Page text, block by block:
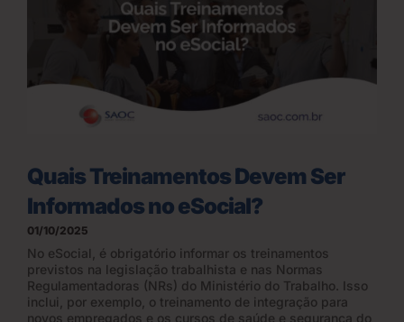
Quais Treinamentos Devem Ser
Informados no eSocial?
01/10/2025
No eSocial, é obrigatório informar os treinamentos
previstos na legislação trabalhista e nas Normas
Regulamentadoras (NRs) do Ministério do Trabalho. Isso
inclui, por exemplo, o treinamento de integração para
novos empregados e os cursos de saúde e segurança do